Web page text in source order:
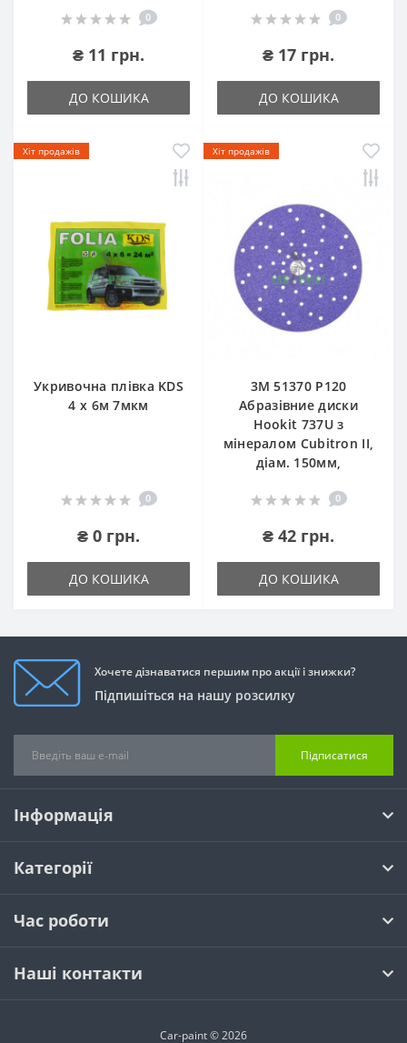
0
₴ 11 грн.
ДО КОШИКА
0
₴ 17 грн.
ДО КОШИКА
Хіт продажів
Укривочна плівка KDS
4 х 6м 7мкм
0
₴ 0 грн.
ДО КОШИКА
Хіт продажів
3М 51370 P120
Абразівние диски
Hookit 737U з
мінералом Cubitron II,
діам. 150мм,
0
₴ 42 грн.
ДО КОШИКА
Хочете дізнаватися першим про акції і знижки?
Підпишіться на нашу розсилку
Підписатися
Інформація
Категорії
Час роботи
Наші контакти
Car-paint © 2026